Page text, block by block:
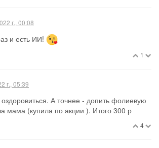
г., 00:08
и есть ИИ!
1
г., 05:39
А точнее - допить фолиевую
мама (купила по акции ). Итого 300 р
4